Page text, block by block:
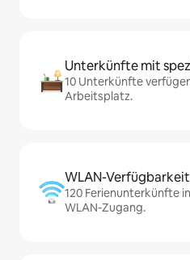
Unterkünfte mit
10 Unterkünfte
Arbeitsplatz.
WLAN-Verfügbarkeit
120 Ferienunterkünfte
WLAN-Zugang.